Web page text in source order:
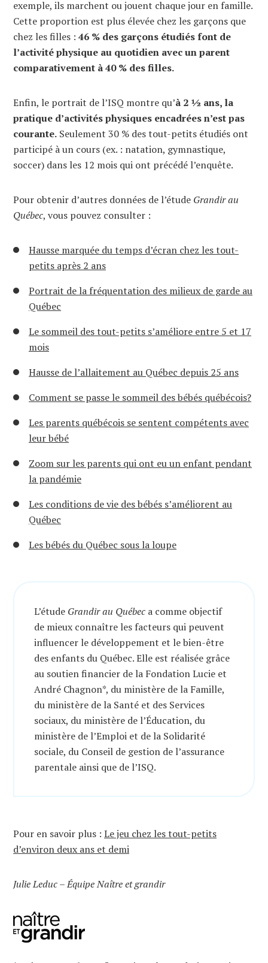
exemple, ils marchent ou jouent chaque jour en famille.
Cette proportion est plus élevée chez les garçons que
chez les filles : 46 % des garçons étudiés font de
l’activité physique au quotidien avec un parent
comparativement à 40 % des filles.
Enfin, le portrait de l’ISQ montre qu’à 2 ½ ans, la
pratique d’activités physiques encadrées n’est pas
courante. Seulement 30 % des tout-petits étudiés ont
participé à un cours (ex. : natation, gymnastique,
soccer) dans les 12 mois qui ont précédé l’enquête.
Pour obtenir d’autres données de l’étude Grandir au
Québec, vous pouvez consulter :
Hausse marquée du temps d’écran chez les tout-
petits après 2 ans
Portrait de la fréquentation des milieux de garde au
Québec
Le sommeil des tout-petits s’améliore entre 5 et 17
mois
Hausse de l’allaitement au Québec depuis 25 ans
Comment se passe le sommeil des bébés québécois?
Les parents québécois se sentent compétents avec
leur bébé
Zoom sur les parents qui ont eu un enfant pendant
la pandémie
Les conditions de vie des bébés s’améliorent au
Québec
Les bébés du Québec sous la loupe
L’étude Grandir au Québec a comme objectif
de mieux connaître les facteurs qui peuvent
influencer le développement et le bien-être
des enfants du Québec. Elle est réalisée grâce
au soutien financier de la Fondation Lucie et
André Chagnon*, du ministère de la Famille,
du ministère de la Santé et des Services
sociaux, du ministère de l’Éducation, du
ministère de l’Emploi et de la Solidarité
sociale, du Conseil de gestion de l’assurance
parentale ainsi que de l’ISQ.
Pour en savoir plus : Le jeu chez les tout-petits
d’environ deux ans et demi
Julie Leduc – Équipe Naître et grandir